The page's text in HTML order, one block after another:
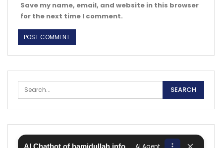
Save my name, email, and website in this browser
for the next time I comment.